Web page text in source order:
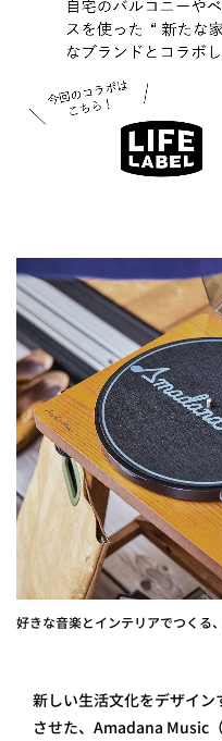
好きな音楽とインテリアでつくる
新しい生活文化をデザイ
させた、Amadana Music